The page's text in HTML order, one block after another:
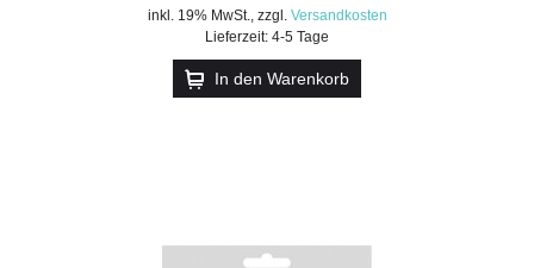
inkl. 19% MwSt., zzgl. Versandkosten
Lieferzeit: 4-5 Tage
In den Warenkorb